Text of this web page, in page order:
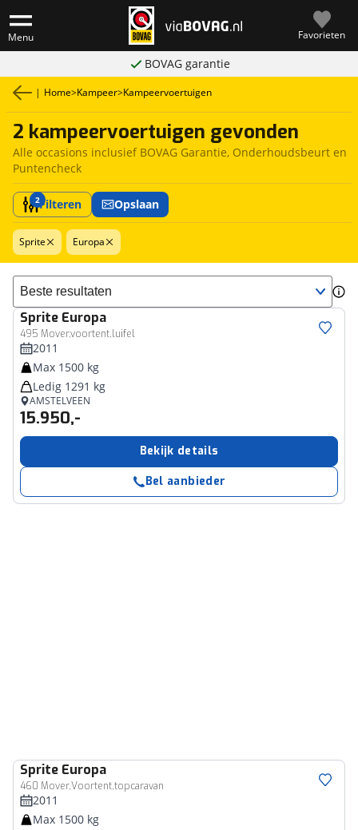
Menu Favorieten
BOVAG garantie
| Home>Kampeer>Kampeervoertuigen
2 kampeervoertuigen gevonden
Alle occasions inclusief BOVAG Garantie, Onderhoudsbeurt en
Puntencheck
2Filteren Opslaan
Sprite Europa
Sorteer resultaten
Sprite Europa
495 Mover,voortent,luifel
2011
Max 1500 kg
Ledig 1291 kg
AMSTELVEEN
15.950,-
Bekijk details
Bel aanbieder
Sprite Europa
460 Mover,Voortent,topcaravan
2011
Max 1500 kg